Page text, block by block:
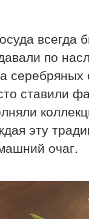
всегда
по
серебряных
ставили
эту
очаг.